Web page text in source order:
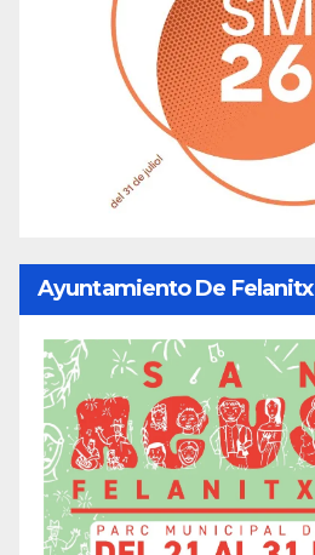
Ayuntamiento De Felanitx